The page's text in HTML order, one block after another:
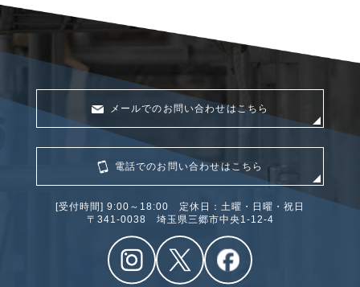
メールでのお問い合わせはこちら
電話でのお問い合わせはこちら
[受付時間] 9:00～18:00 定休日：土曜・日曜・祝日
〒341‐0038 埼玉県三郷市中央1-12-4